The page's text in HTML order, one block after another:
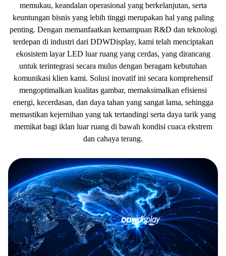
memukau, keandalan operasional yang berkelanjutan, serta
keuntungan bisnis yang lebih tinggi merupakan hal yang paling
penting. Dengan memanfaatkan kemampuan R&D dan teknologi
terdepan di industri dari DDWDisplay, kami telah menciptakan
ekosistem layar LED luar ruang yang cerdas, yang dirancang
untuk terintegrasi secara mulus dengan beragam kebutuhan
komunikasi klien kami. Solusi inovatif ini secara komprehensif
mengoptimalkan kualitas gambar, memaksimalkan efisiensi
energi, kecerdasan, dan daya tahan yang sangat lama, sehingga
memastikan kejernihan yang tak tertandingi serta daya tarik yang
memikat bagi iklan luar ruang di bawah kondisi cuaca ekstrem
dan cahaya terang.